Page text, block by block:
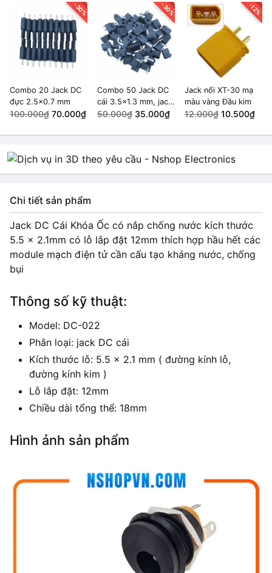
-30%
Combo 20 Jack DC
đực 2.5x0.7 mm
100.000₫ 70.000₫
-30%
Combo 50 Jack DC
cái 3.5x1.3 mm, jack
cắm nguồn DC-005C
50.000₫ 35.000₫
-12%
Jack nối XT-30 mạ
màu vàng Đầu kim
12.000₫ 10.500₫
Chi tiết sản phẩm
Jack DC Cái Khóa Ốc có nắp chống nước kích thước
5.5 x 2.1mm có lỗ lắp đặt 12mm thích hợp hầu hết các
module mạch điện tử cần cấu tạo kháng nước, chống
bụi
Thông số kỹ thuật:
Model: DC-022
Phân loại: jack DC cái
Kích thước lỗ: 5.5 x 2.1 mm ( đường kính lỗ,
đường kính kim )
Lỗ lắp đặt: 12mm
Chiều dài tổng thể: 18mm
Hình ảnh sản phẩm